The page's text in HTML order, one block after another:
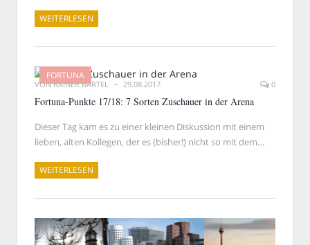
WEITERLESEN
FORTUNA
VONRAINER BARTEL 29.08.2017 0
Fortuna-Punkte 17/18: 7 Sorten Zuschauer in der Arena
Dieser Tag kam es zu einer kleinen Diskussion mit einem
lieben, alten Kollegen, der es (bisher!) nicht so mit dem…
WEITERLESEN